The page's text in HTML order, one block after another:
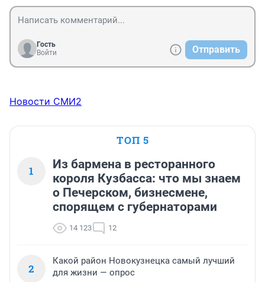
Гость
Войти
Отправить
Новости СМИ2
ТОП 5
1
Из бармена в ресторанного
короля Кузбасса: что мы знаем
о Печерском, бизнесмене,
спорящем с губернаторами
14 123 12
2
Какой район Новокузнецка самый лучший
для жизни — опрос